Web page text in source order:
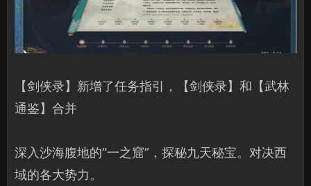
【剑侠录】新增了任务指引，【剑侠录】和【武林
通鉴】合并
深入沙海腹地的“一之窟”，探秘九天秘宝。对决西
域的各大势力。